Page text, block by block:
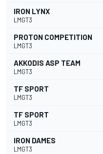
IRON LYNX
LMGT3
PROTON COMPETITION
LMGT3
AKKODIS ASP TEAM
LMGT3
TF SPORT
LMGT3
TF SPORT
LMGT3
IRON DAMES
LMGT3